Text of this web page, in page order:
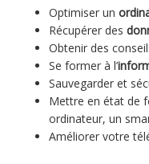
Optimiser un
Récupérer des
Obtenir des
Se former à l’
Sauvegarder et
Mettre en état de
ordinateur, un
Améliorer votre